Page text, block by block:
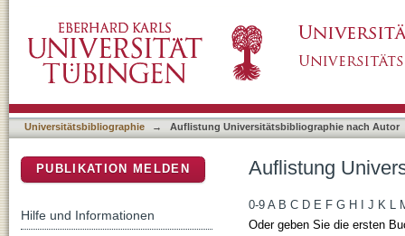
Universitätsbibliographie → Auflistung Universitätsbibliographie nach Autor
Auflistung
0-9 A B C D E F G H J K L
Oder geben Sie die ersten
PUBLIKATION MELDEN
Hilfe und Informationen